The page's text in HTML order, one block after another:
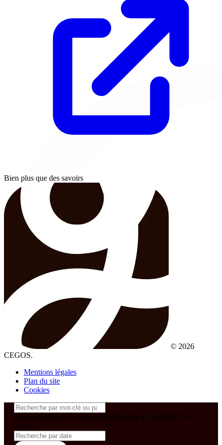
Bien plus que des savoirs
© 2026
CEGOS.
Mentions légales
Plan du site
Cookies
&& config('laravel-theme-inter.CEGOS_COUNTRY') !=
'neves')